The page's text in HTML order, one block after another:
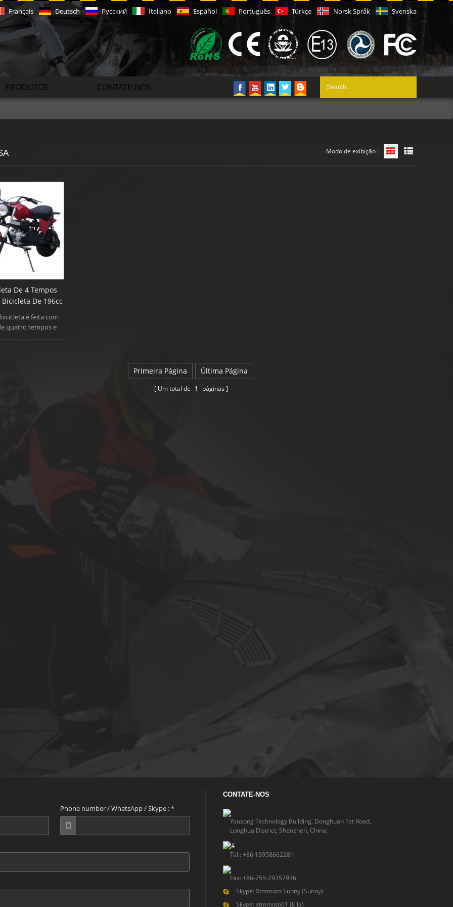
Français Deutsch Русский Italiano Español Português Türkçe Norsk Språk Svenska
PRODUTOS CONTATE-NOS
Modo de exibição : Exibição de grade
De 4 Tempos
De 196cc
é feita com
quatro tempos e
Primeira Página Última Página
Um total de 1 páginas
Phone number / WhatsApp / Skype :*
CONTATE-NOS
Yousong Technology Building, Donghuan 1st Road,
Longhua District, Shenzhen, China;
Tel.: +86 13958662281
Fax: +86-755-29357936
Skype: Xtmmoto Sunny (Sunny)
Skype: xtmmoto01 (Ella)